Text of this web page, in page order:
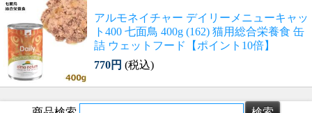
アルモネイチャー デイリーメニューキャッ
ト400 七面鳥 400g (162) 猫用総合栄養食 缶
詰 ウェットフード【ポイント10倍】
770円 (税込)